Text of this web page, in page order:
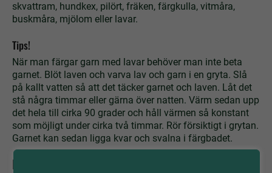
skvattram, hundkex, pilört, fräken, färgkulla, vitmåra,
buskmåra, mjölom eller lavar.
Tips!
När man färgar garn med lavar behöver man inte beta
garnet. Blöt laven och varva lav och garn i en gryta. Slå
på kallt vatten så att det täcker garnet och laven. Låt det
stå några timmar eller gärna över natten. Värm sedan upp
det hela till cirka 90 grader och håll värmen så konstant
som möjligt under cirka två timmar. Rör försiktigt i grytan.
Garnet kan sedan ligga kvar och svalna i färgbadet.
Koppling till centralt innehåll i grundskolans kurser